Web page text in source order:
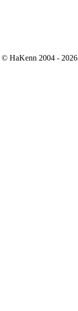
© HaKenn 2004 - 2026